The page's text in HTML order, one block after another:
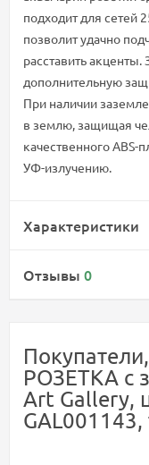
подходит для сетей
позволит удачно
расставить
дополнительную
При наличии
в землю, защищая
качественного ABS-
УФ-излучению.
Характеристики
Отзывы 0
РОЗЕТКА с
Art Gallery,